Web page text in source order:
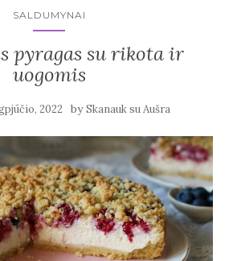
SALDUMYNAI
pyragas su rikota ir
uogomis
2022 bySkanauk su Aušra